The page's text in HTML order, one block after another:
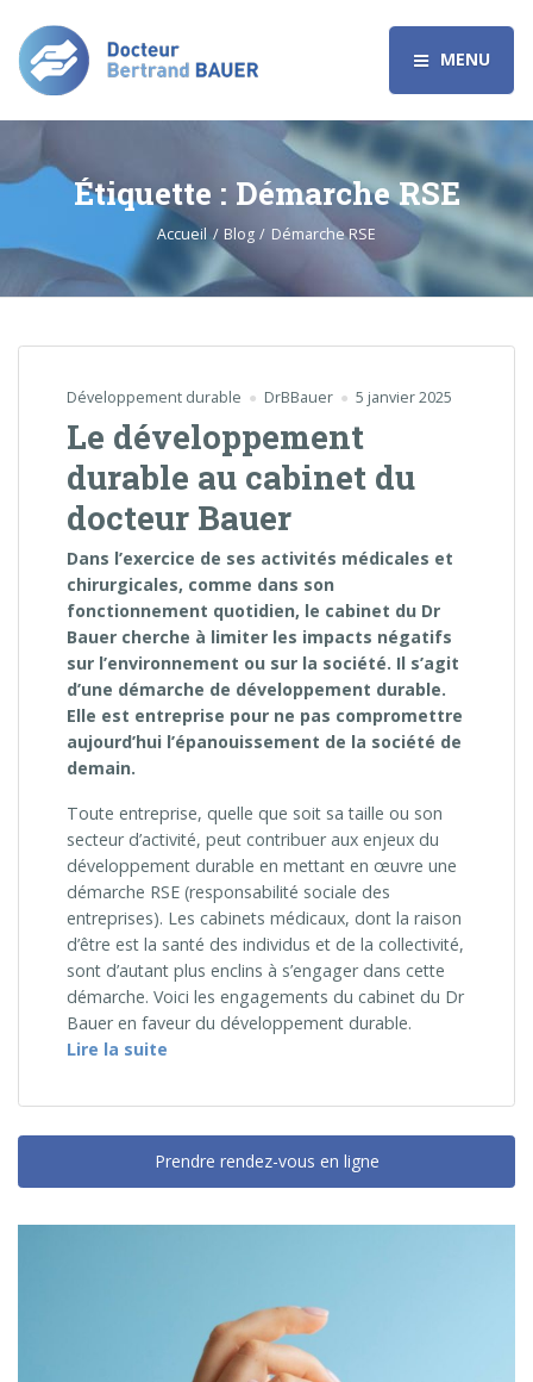
MENU
Étiquette : Démarche RSE
Accueil Blog Démarche RSE
Développement durable DrBBauer 5 janvier 2025
Le développement
durable au cabinet du
docteur Bauer
Dans l’exercice de ses activités médicales et
chirurgicales, comme dans son
fonctionnement quotidien, le cabinet du Dr
Bauer cherche à limiter les impacts négatifs
sur l’environnement ou sur la société. Il s’agit
d’une démarche de développement durable.
Elle est entreprise pour ne pas compromettre
aujourd’hui l’épanouissement de la société de
demain.
Toute entreprise, quelle que soit sa taille ou son
secteur d’activité, peut contribuer aux enjeux du
développement durable en mettant en œuvre une
démarche RSE (responsabilité sociale des
entreprises). Les cabinets médicaux, dont la raison
d’être est la santé des individus et de la collectivité,
sont d’autant plus enclins à s’engager dans cette
démarche. Voici les engagements du cabinet du Dr
Bauer en faveur du développement durable.
Lire la suite
Prendre rendez-vous en ligne